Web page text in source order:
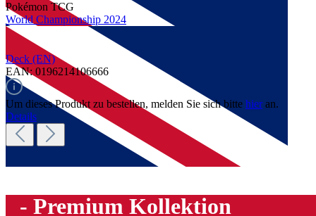
Pokémon TCG
World Championship 2024
Deck (EN)
EAN: 0196214106666
Um dieses Produkt zu bestellen, melden Sie sich bitte hieran.
Details
- Premium Kollektion